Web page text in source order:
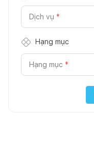
Dịch vụ *
Hạng mục
Hạng mục *